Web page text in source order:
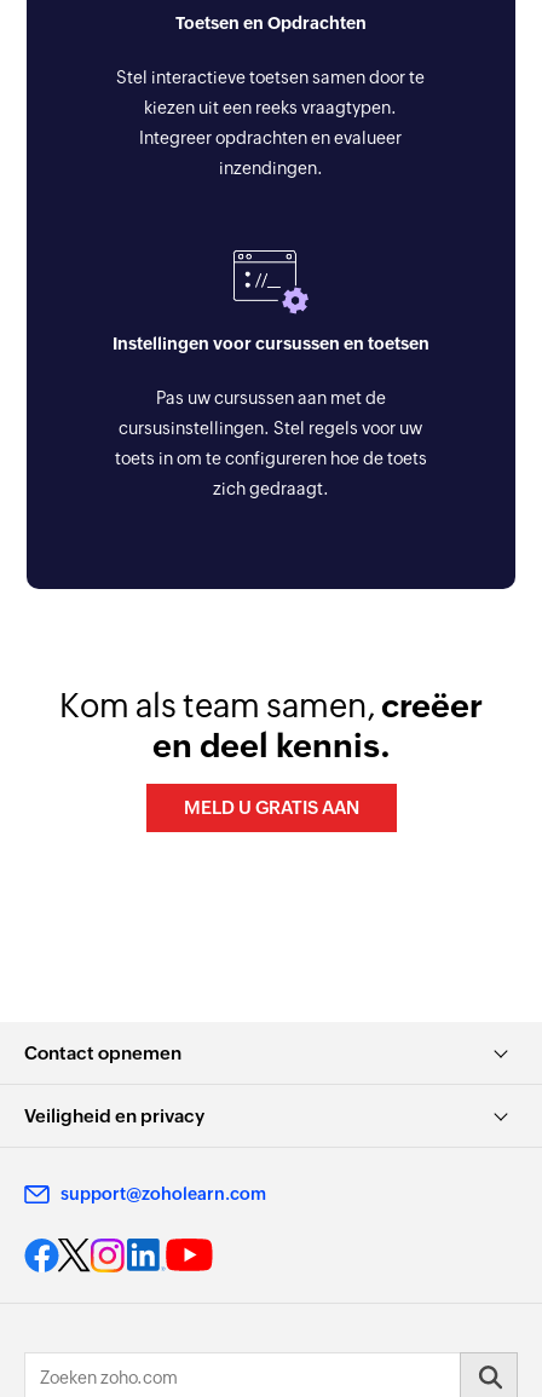
Toetsen en Opdrachten
Stel interactieve toetsen samen door te
kiezen uit een reeks vraagtypen.
Integreer opdrachten en evalueer
inzendingen.
Instellingen voor cursussen en toetsen
Pas uw cursussen aan met de
cursusinstellingen. Stel regels voor uw
toets in om te configureren hoe de toets
zich gedraagt.
Kom als team samen,creëer
en deel kennis.
MELD U GRATIS AAN
Contact opnemen
Veiligheid en privacy
support@zoholearn.com